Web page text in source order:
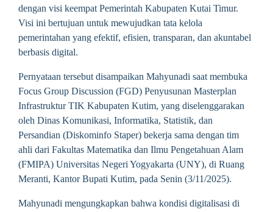
dengan visi keempat Pemerintah Kabupaten Kutai Timur.
Visi ini bertujuan untuk mewujudkan tata kelola
pemerintahan yang efektif, efisien, transparan, dan akuntabel
berbasis digital.
Pernyataan tersebut disampaikan Mahyunadi saat membuka
Focus Group Discussion (FGD) Penyusunan Masterplan
Infrastruktur TIK Kabupaten Kutim, yang diselenggarakan
oleh Dinas Komunikasi, Informatika, Statistik, dan
Persandian (Diskominfo Staper) bekerja sama dengan tim
ahli dari Fakultas Matematika dan Ilmu Pengetahuan Alam
(FMIPA) Universitas Negeri Yogyakarta (UNY), di Ruang
Meranti, Kantor Bupati Kutim, pada Senin (3/11/2025).
Mahyunadi mengungkapkan bahwa kondisi digitalisasi di